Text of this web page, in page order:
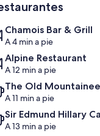
Chamois Bar & Grill
A 4 min a pie
Alpine Restaurant
A 12 min a pie
The Old
A 11 min a pie
Sir Edmund Hillary
A 13 min a pie